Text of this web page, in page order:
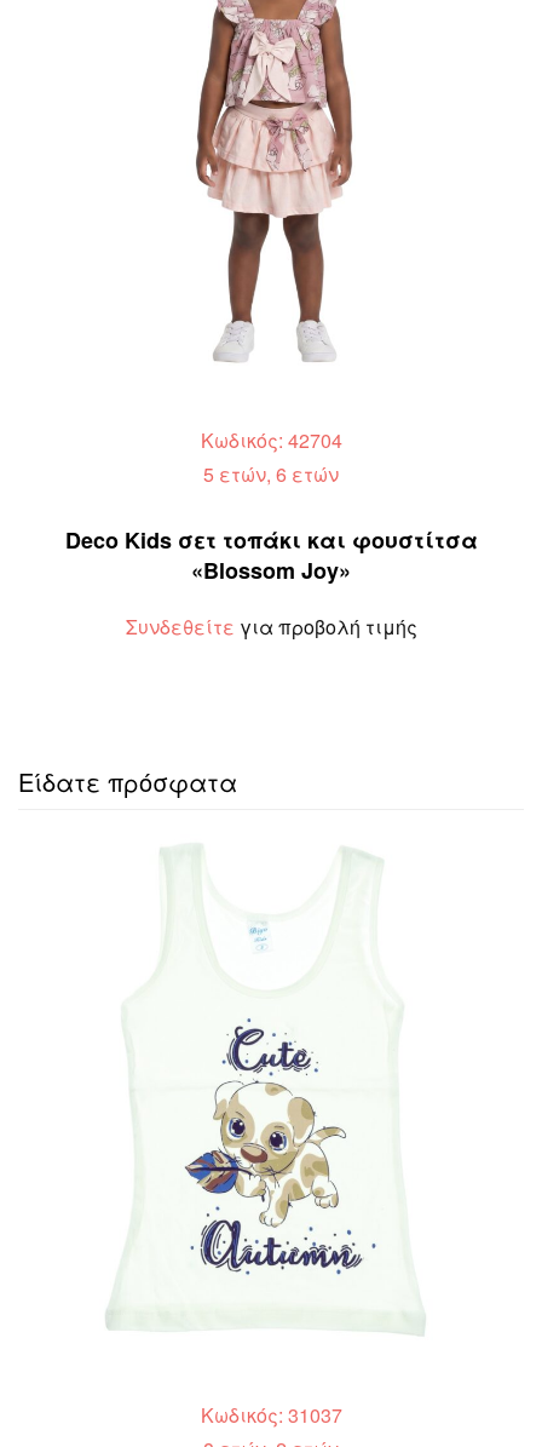
Κωδικός: 42704
5 ετών, 6 ετών
Deco Kids σετ τοπάκι και φουστίτσα
«Blossom Joy»
Συνδεθείτε για προβολή τιμής
Είδατε πρόσφατα
Κωδικός: 31037